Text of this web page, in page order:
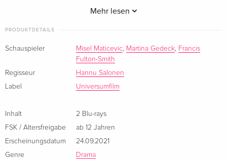
Mehr lesen
300 Gäste fassende Wirts-Parzellen auf dem Oktoberfest, um
Münchner Traditionsbrauereien wie das Deibel Bräu der
Familie Hoflinger an den Rand der Existenz drängt und einen
brutalen Überlebenskampf auslöst, an dessen Ende alle
Seiten schmerzhafte Opfer erleiden.
Episoden:
01. Die Vision
02. Die Zeichen der Zeit
03. Liebe und Kapital
PRODUKTDETAILS
Schauspieler Misel Maticevic, Martina Gedeck, Francis
Fulton-Smith
Regisseur
Hannu Salonen
Label
Universumfilm
Inhalt
2 Blu-rays
FSK / Altersfreigabe
ab 12 Jahren
Erscheinungsdatum
24.09.2021
Genre
Drama